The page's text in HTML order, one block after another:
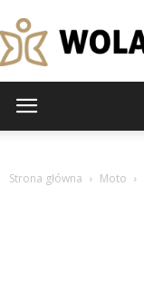
Strona główna Moto